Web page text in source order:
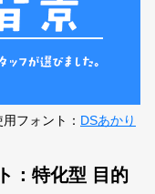
用フォント： DSあかり
：特化型 目的